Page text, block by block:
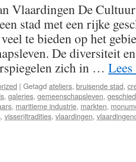
Vlaardingen De
stad met een rijke
te bieden op het
De diversiteit
zich in …
| Getagd ateliers, bruisende stad,
, galeries, gemeenschapsleven,
, maritieme industrie, markten,
, visserijtradities, vlaardingen,